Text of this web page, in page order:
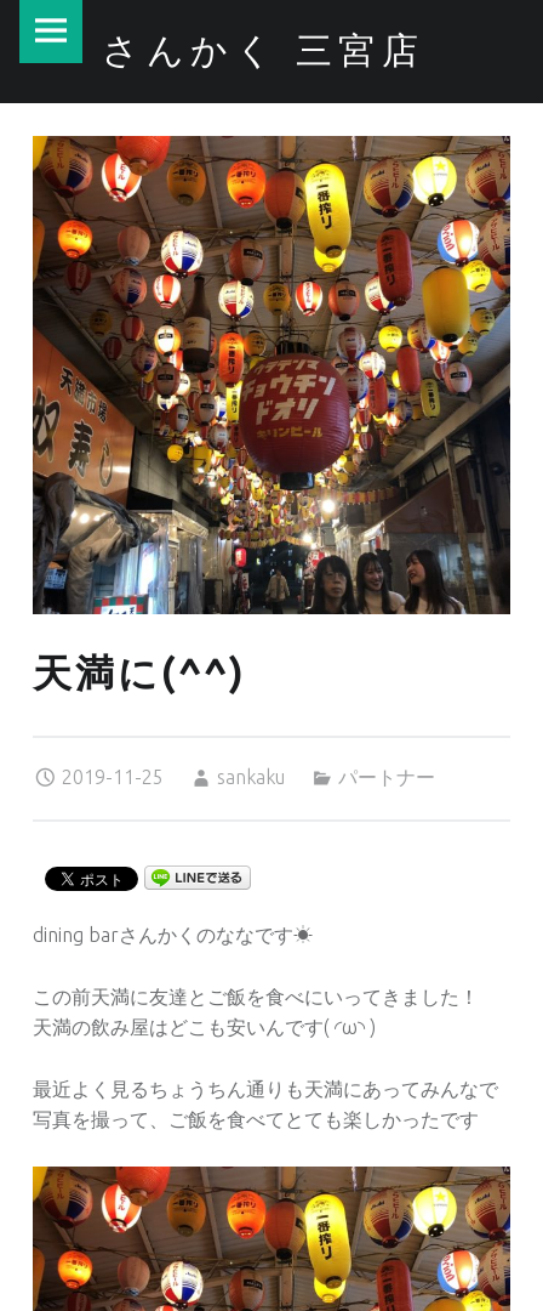
天満に(^^) – さんかく 三宮店
さんかく 三宮店
天満に(^^)
2019-11-25
sankaku
パートナー
dining barさんかくのななです☀︎
この前天満に友達とご飯を食べにいってきました！
天満の飲み屋はどこも安いんです( ◜ω◝ )
最近よく見るちょうちん通りも天満にあってみんなで
写真を撮って、ご飯を食べてとても楽しかったです